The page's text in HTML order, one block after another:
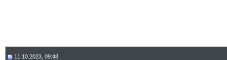
11.10.2023, 09:48